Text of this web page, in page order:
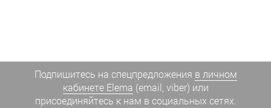
Подпишитесь на спецпредложения в личном
кабинете Elema (email, viber) или
присоединяйтесь к нам в социальных сетях.